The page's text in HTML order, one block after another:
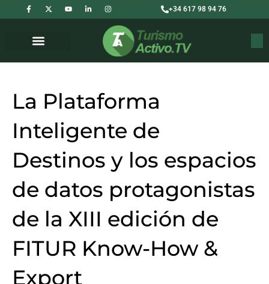
al
contenido
+34 617 98 94 76
F
a
c
-
X
-
t
r
Y
o
u
i
n
-
I
n
s
t
a
a
m
La Plataforma
Inteligente de
Destinos y los espacios
de datos protagonistas
de la XIII edición de
FITUR Know-How &
Export